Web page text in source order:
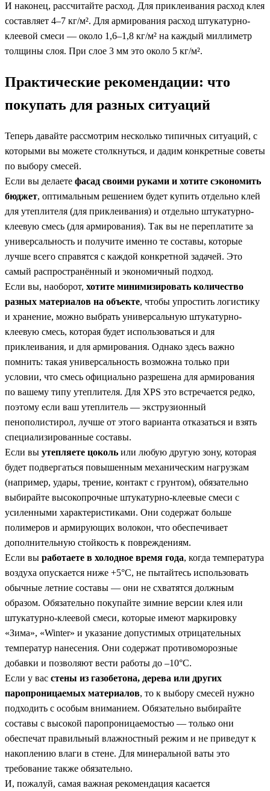
И наконец, рассчитайте расход. Для приклеивания расход клея
составляет 4–7 кг/м². Для армирования расход штукатурно-
клеевой смеси — около 1,6–1,8 кг/м² на каждый миллиметр
толщины слоя. При слое 3 мм это около 5 кг/м².
Практические рекомендации: что
покупать для разных ситуаций
Теперь давайте рассмотрим несколько типичных ситуаций, с
которыми вы можете столкнуться, и дадим конкретные советы
по выбору смесей.
Если вы делаете фасад своими руками и хотите сэкономить
бюджет, оптимальным решением будет купить отдельно клей
для утеплителя (для приклеивания) и отдельно штукатурно-
клеевую смесь (для армирования). Так вы не переплатите за
универсальность и получите именно те составы, которые
лучше всего справятся с каждой конкретной задачей. Это
самый распространённый и экономичный подход.
Если вы, наоборот, хотите минимизировать количество
разных материалов на объекте, чтобы упростить логистику
и хранение, можно выбрать универсальную штукатурно-
клеевую смесь, которая будет использоваться и для
приклеивания, и для армирования. Однако здесь важно
помнить: такая универсальность возможна только при
условии, что смесь официально разрешена для армирования
по вашему типу утеплителя. Для XPS это встречается редко,
поэтому если ваш утеплитель — экструзионный
пенополистирол, лучше от этого варианта отказаться и взять
специализированные составы.
Если вы утепляете цоколь или любую другую зону, которая
будет подвергаться повышенным механическим нагрузкам
(например, удары, трение, контакт с грунтом), обязательно
выбирайте высокопрочные штукатурно-клеевые смеси с
усиленными характеристиками. Они содержат больше
полимеров и армирующих волокон, что обеспечивает
дополнительную стойкость к повреждениям.
Если вы работаете в холодное время года, когда температура
воздуха опускается ниже +5°C, не пытайтесь использовать
обычные летние составы — они не схватятся должным
образом. Обязательно покупайте зимние версии клея или
штукатурно-клеевой смеси, которые имеют маркировку
«Зима», «Winter» и указание допустимых отрицательных
температур нанесения. Они содержат противоморозные
добавки и позволяют вести работы до –10°C.
Если у вас стены из газобетона, дерева или других
паропроницаемых материалов, то к выбору смесей нужно
подходить с особым вниманием. Обязательно выбирайте
составы с высокой паропроницаемостью — только они
обеспечат правильный влажностный режим и не приведут к
накоплению влаги в стене. Для минеральной ваты это
требование также обязательно.
И, пожалуй, самая важная рекомендация касается